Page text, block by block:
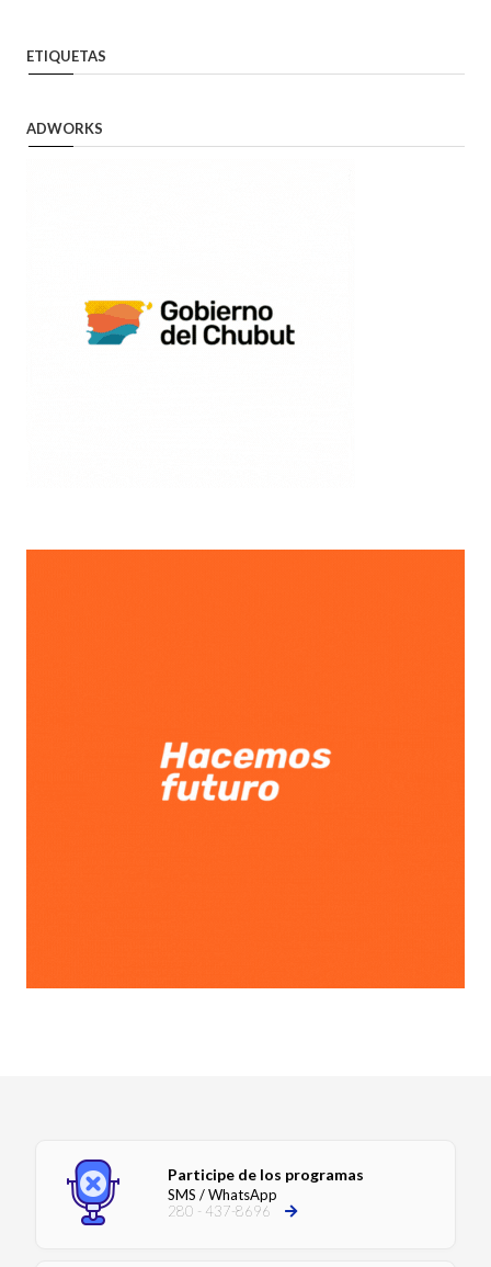
ETIQUETAS
ADWORKS
Participe de los programas
SMS / WhatsApp
280 - 437-8696